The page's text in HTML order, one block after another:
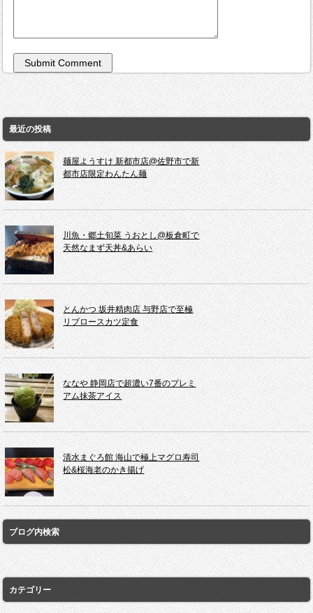
最近の投稿
麺屋ようすけ 新都市店@佐野市で新
都市店限定わんたん麺
川魚・郷土旬菜 うおとし@板倉町で
天然なまず天丼&あらい
とんかつ 坂井精肉店 与野店で至極
リブロースカツ定食
ななや 静岡店で超濃い7番のプレミ
アム抹茶アイス
清水まぐろ館 海山で極上マグロ寿司
松&桜海老のかき揚げ
ブログ内検索
カテゴリー